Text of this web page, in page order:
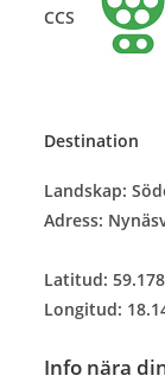
CCS
Destination
Landskap:
Adress:
Latitud:
Longitud:
Info nära